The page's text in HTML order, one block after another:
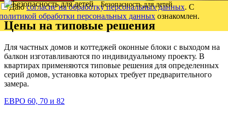
Даюсогласие на обработку персональных данных. С
обработки персональных данных ознакомлен.
Безопасность для детей
Цены на типовые решения
Для частных домов и коттеджей оконные блоки с выходом на
балкон изготавливаются по индивидуальному проекту. В
квартирах применяются типовые решения для определенных
серий домов, установка которых требует предварительного
замера.
ЕВРО 60, 70 и 82